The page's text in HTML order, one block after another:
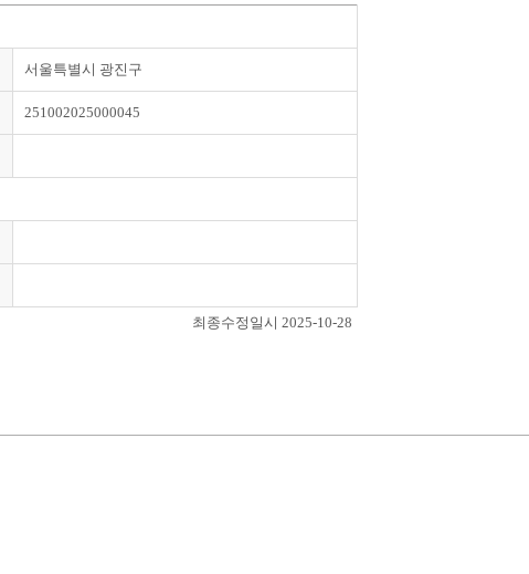
서울특별시 광진구
251002025000045
최종수정일시 2025-10-28